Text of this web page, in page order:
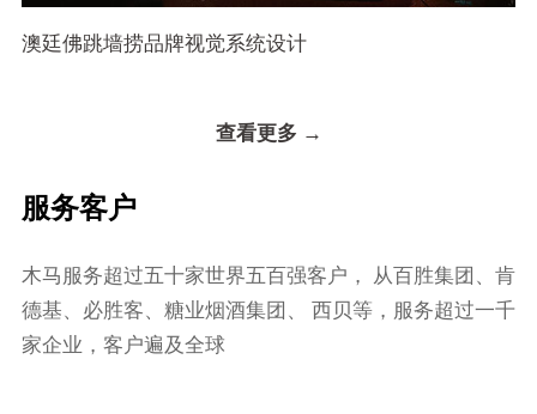
澳廷佛跳墙捞品牌视觉系统设计
查看更多 →
服务客户
⽊⻢服务超过五⼗家世界五百强客户， 从百胜集团、肯
德基、必胜客、糖业烟酒集团、 ⻄⻉等，服务超过⼀千
家企业，客户遍及全球